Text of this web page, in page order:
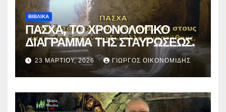
ΒΙΒΛΙΚΑ
ΠΑΣΧΑ, ΤΟ ΧΡΟΝΟΛΟΓΙΚΟ
ΔΙΑΓΡΑΜΜΑ ΤΗΣ ΣΤΑΥΡΩΣΕΩΣ.
23 ΜΑΡΤΊΟΥ, 2026 ΓΙΏΡΓΟΣ ΟΙΚΟΝΟΜΊΔΗΣ